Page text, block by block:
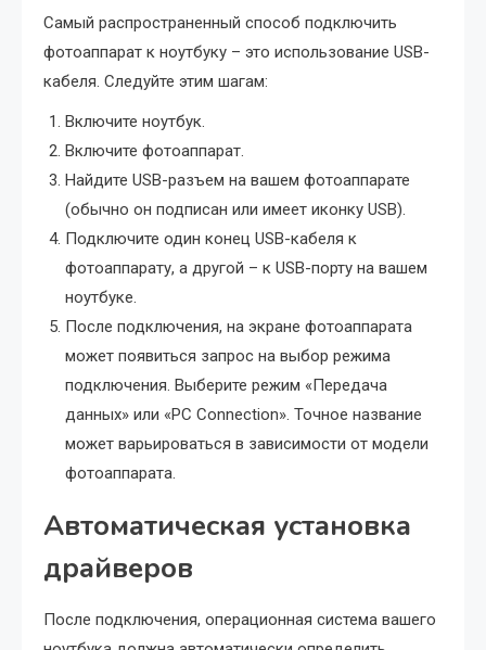
Самый распространенный способ подключить
фотоаппарат к ноутбуку – это использование USB-
кабеля. Следуйте этим шагам:
Включите ноутбук.
Включите фотоаппарат.
Найдите USB-разъем на вашем фотоаппарате
(обычно он подписан или имеет иконку USB).
Подключите один конец USB-кабеля к
фотоаппарату, а другой – к USB-порту на вашем
ноутбуке.
После подключения, на экране фотоаппарата
может появиться запрос на выбор режима
подключения. Выберите режим «Передача
данных» или «PC Connection». Точное название
может варьироваться в зависимости от модели
фотоаппарата.
Автоматическая установка
драйверов
После подключения, операционная система вашего